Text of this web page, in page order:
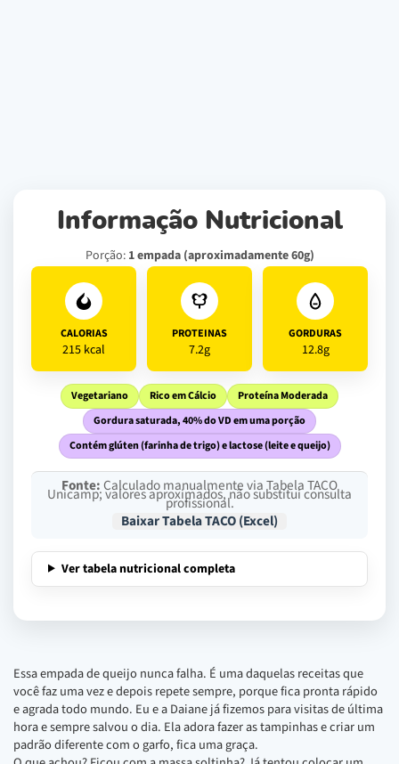
Informação Nutricional
Porção: 1 empada (aproximadamente 60g)
CALORIAS
215 kcal
PROTEINAS
7.2g
GORDURAS
12.8g
Vegetariano Rico em Cálcio
Proteína Moderada
Gordura saturada, 40% do VD em uma porção
Contém glúten (farinha de trigo) e lactose (leite e queijo)
Fonte:Calculado manualmente via Tabela TACO
Unicamp; valores aproximados, não substitui consulta
profissional.
Baixar Tabela TACO (Excel)
Ver tabela nutricional completa
Essa empada de queijo nunca falha. É uma daquelas receitas que
você faz uma vez e depois repete sempre, porque fica pronta rápido
e agrada todo mundo. Eu e a Daiane já fizemos para visitas de última
hora e sempre salvou o dia. Ela adora fazer as tampinhas e criar um
padrão diferente com o garfo, fica uma graça.